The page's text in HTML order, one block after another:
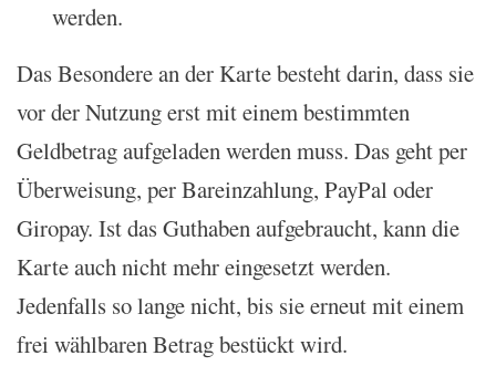
werden.
Das Besondere an der Karte besteht darin, dass sie
vor der Nutzung erst mit einem bestimmten
Geldbetrag aufgeladen werden muss. Das geht per
Überweisung, per Bareinzahlung, PayPal oder
Giropay. Ist das Guthaben aufgebraucht, kann die
Karte auch nicht mehr eingesetzt werden.
Jedenfalls so lange nicht, bis sie erneut mit einem
frei wählbaren Betrag bestückt wird.